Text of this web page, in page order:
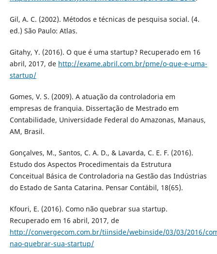
Gil, A. C. (2002). Métodos e técnicas de pesquisa social. (4.
ed.) São Paulo: Atlas.
Gitahy, Y. (2016). O que é uma startup? Recuperado em 16
abril, 2017, de http://exame.abril.com.br/pme/o-que-e-uma-
startup/
Gomes, V. S. (2009). A atuação da controladoria em
empresas de franquia. Dissertação de Mestrado em
Contabilidade, Universidade Federal do Amazonas, Manaus,
AM, Brasil.
Gonçalves, M., Santos, C. A. D., & Lavarda, C. E. F. (2016).
Estudo dos Aspectos Procedimentais da Estrutura
Conceitual Básica de Controladoria na Gestão das Indústrias
do Estado de Santa Catarina. Pensar Contábil, 18(65).
Kfouri, E. (2016). Como não quebrar sua startup.
Recuperado em 16 abril, 2017, de
http://convergecom.com.br/tiinside/webinside/03/03/2016/
nao-quebrar-sua-startup/